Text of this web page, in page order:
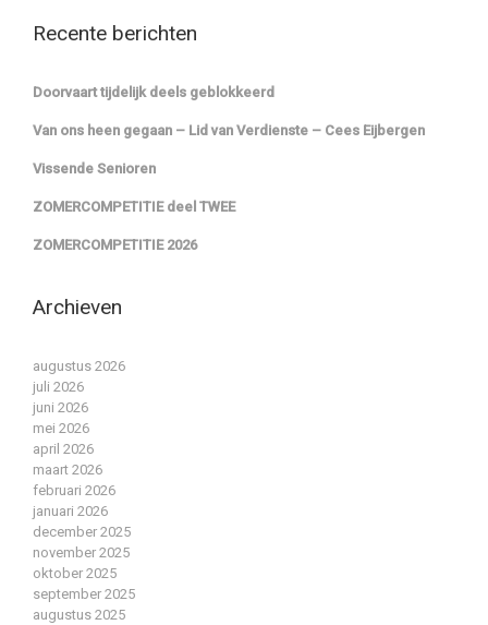
Recente berichten
Doorvaart tijdelijk deels geblokkeerd
Van ons heen gegaan – Lid van Verdienste – Cees Eijbergen
Vissende Senioren
ZOMERCOMPETITIE deel TWEE
ZOMERCOMPETITIE 2026
Archieven
augustus 2026
juli 2026
juni 2026
mei 2026
april 2026
maart 2026
februari 2026
januari 2026
december 2025
november 2025
oktober 2025
september 2025
augustus 2025